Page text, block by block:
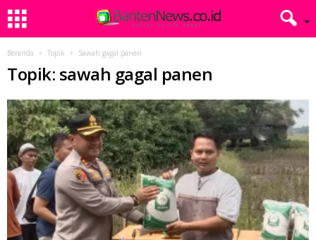
Beranda Topik Sawah gagal panen
Topik: sawah gagal panen